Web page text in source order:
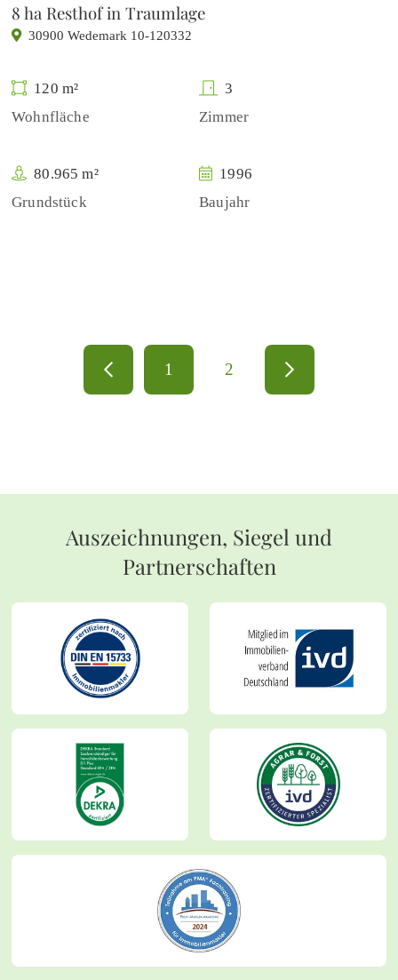
8 ha Resthof in Traumlage
30900 Wedemark 10-120332
120 m²
Wohnfläche
3
Zimmer
80.965 m²
Grundstück
1996
Baujahr
1 2
Auszeichnungen, Siegel und
Partnerschaften